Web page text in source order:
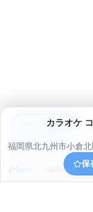
カラオケ
福岡県北九州市小倉
保
福岡県北九
アプリで見る